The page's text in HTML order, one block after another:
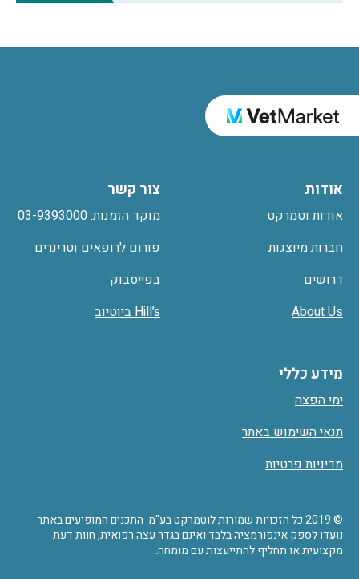
אודות
אודות וטמרקט
חברות מיוצגות
דרושים
About Us
מידע כללי
ימי הפצה
תנאי השימוש באתר
מדיניות פרטיות
צור קשר
מוקד הזמנות: 03-9393000
פורום לרופאים וטרינרים
בפייסבוק
Hill’s ביוטיוב
© 2019 כל הזכויות שמורות לוטמרקט בע"מ. התכנים המופיעים באתר
נועדו לספק אינפורמציה בלבד ואינם בגדר עצה רפואית, חוות דעת
מקצועית או תחליף להתייעצות עם מומחה.